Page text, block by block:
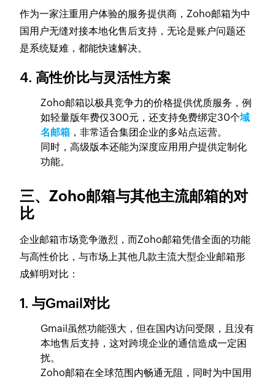
作为一家注重用户体验的服务提供商，Zoho邮箱为中
国用户无缝对接本地化售后支持，无论是账户问题还
是系统疑难，都能快速解决。
4. 高性价比与灵活性方案
Zoho邮箱以极具竞争力的价格提供优质服务，例
如轻量版年费仅300元，还支持免费绑定30个域
名邮箱 ，非常适合集团企业的多站点运营。
同时，高级版本还能为深度应用用户提供定制化
功能。
三、Zoho邮箱与其他主流邮箱的对
比
企业邮箱市场竞争激烈，而Zoho邮箱凭借全面的功能
与高性价比，与市场上其他几款主流大型企业邮箱形
成鲜明对比：
1. 与Gmail对比
Gmail虽然功能强大，但在国内访问受限，且没有
本地售后支持，这对跨境企业的通信造成一定困
扰。
Zoho邮箱在全球范围内畅通无阻，同时为中国用